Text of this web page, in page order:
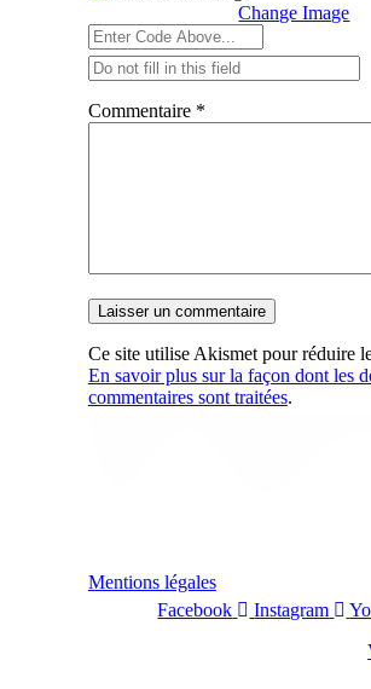
Change Image
Commentaire *
Ce site utilise Akismet pour réduire
En savoir plus sur la façon dont les
commentaires sont traitées.
Mentions légales
Facebook
Instagram